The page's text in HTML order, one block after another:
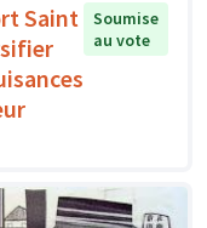
Saint
Soumise
au vote